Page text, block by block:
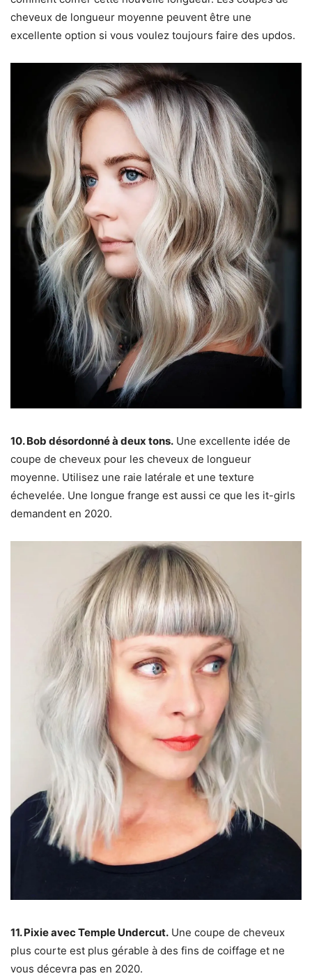
cheveux de longueur moyenne peuvent être une
excellente option si vous voulez toujours faire des updos.
10. Bob désordonné à deux tons. Une excellente idée de
coupe de cheveux pour les cheveux de longueur
moyenne. Utilisez une raie latérale et une texture
échevelée. Une longue frange est aussi ce que les it-girls
demandent en 2020.
11. Pixie avec Temple Undercut. Une coupe de cheveux
plus courte est plus gérable à des fins de coiffage et ne
vous décevra pas en 2020.